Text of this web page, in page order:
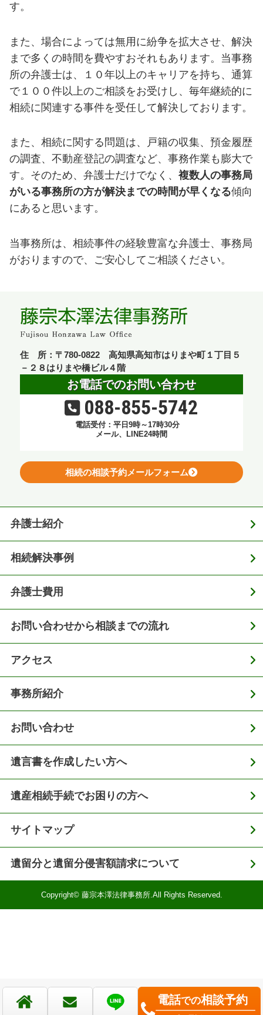
す。
また、場合によっては無用に紛争を拡大させ、解決
まで多くの時間を費やすおそれもあります。当事務
所の弁護士は、１０年以上のキャリアを持ち、通算
で１００件以上のご相談をお受けし、毎年継続的に
相続に関連する事件を受任して解決しております。
また、相続に関する問題は、戸籍の収集、預金履歴
の調査、不動産登記の調査など、事務作業も膨大で
す。そのため、弁護士だけでなく、 複数人の事務局
がいる事務所の方が解決までの時間が早くなる傾向
にあると思います。
当事務所は、相続事件の経験豊富な弁護士、事務局
がおりますので、ご安心してご相談ください。
住 所：〒780-0822 高知県高知市はりまや町１丁目５
－２８はりまや橋ビル４階
お電話でのお問い合わせ
088-855-5742
電話受付：平日9時～17時30分
メール、LINE24時間
相続の相談予約メールフォーム
弁護士紹介
相続解決事例
弁護士費用
お問い合わせから相談までの流れ
アクセス
事務所紹介
お問い合わせ
遺言書を作成したい方へ
遺産相続手続でお困りの方へ
サイトマップ
遺留分と遺留分侵害額請求について
電話での相談予約
Copyright© 藤宗本澤法律事務所.All Rights Reserved.